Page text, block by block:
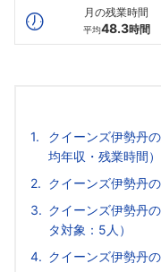
月の残業時間
平均48.3時間
クイーンズ伊勢丹
均年収・残業時間）
クイーンズ伊勢丹
クイーンズ伊勢丹
タ対象：5人）
クイーンズ伊勢丹